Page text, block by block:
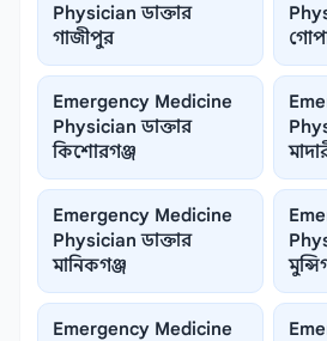
Physician ডাক্তার
গাজীপুর
Emergency Medicine
Physician ডাক্তার
কিশোরগঞ্জ
Emergency Medicine
Physician ডাক্তার
মানিকগঞ্জ
Emergency Medicine